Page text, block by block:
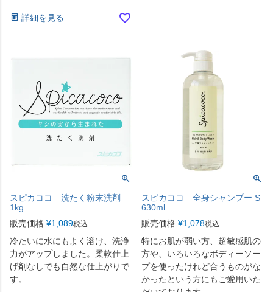
詳細を見る
スピカココ 洗たく粉末洗剤
1kg
販売価格 ¥1,089税込
冷たいに水にもよく溶け、洗浄
力がアップしました。柔軟仕上
げ剤なしでも自然な仕上がりで
す。
スピカココ 全身シャンプー S
630ml
販売価格 ¥1,078税込
特にお肌が弱い方、超敏感肌の
方や、いろいろなボディーソー
プを使ったけれど合うものがな
かったという方にもご愛用いた